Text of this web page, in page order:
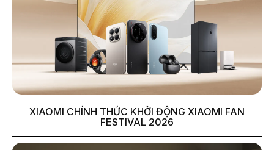
XIAOMI CHÍNH THỨC KHỞI ĐỘNG XIAOMI FAN
FESTIVAL 2026